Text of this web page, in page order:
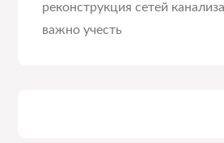
реконструкция сетей
важно учесть